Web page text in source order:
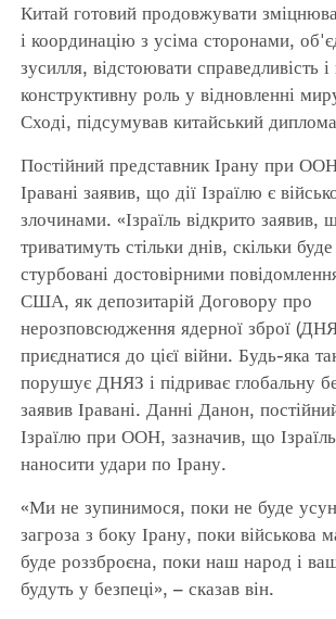
Китай готовий продовжувати
і координацію з усіма сторонами,
зусилля, відстоювати справедливість і
конструктивну роль у відновленні
Сході, підсумував китайський
Постійний представник Ірану при
Іравані заявив, що дії Ізраїлю є
злочинами. «Ізраїль відкрито заявив,
триватимуть стільки днів, скільки
стурбовані достовірними
США, як депозитарій Договору про
нерозповсюдження ядерної зброї
приєднатися до цієї війни. Будь-яка
порушує ДНЯЗ і підриває глобальну
заявив Іравані. Данні Данон,
Ізраїлю при ООН, зазначив, що
наносити удари по Ірану.
«Ми не зупинимося, поки не буде
загроза з боку Ірану, поки військова
буде роззброєна, поки наш народ і
будуть у безпеці», – сказав він.